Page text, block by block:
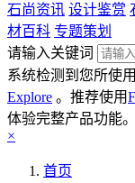
石尚资讯 设计鉴赏
材百科 专题策划
请输入关键词
系统检测到您所使
Explore 。推荐使用
体验完整产品功能。
×
首页